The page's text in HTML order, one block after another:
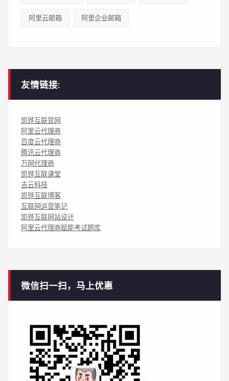
阿里云邮箱 阿里企业邮箱
友情链接:
凯铧互联官网
阿里云代理商
百度云代理商
腾讯云代理商
万网代理商
凯铧互联课堂
吉云科技
凯铧互联博客
互联网运营笔记
凯铧互联网站设计
阿里云代理商赋能考试题库
微信扫一扫，马上优惠